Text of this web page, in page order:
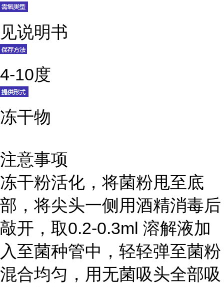
见说明书
4-10度
冻干物
注意事项
冻干粉活化，将菌粉甩至底
部，将尖头一侧用酒精消毒后
敲开，取0.2-0.3ml 溶解液加
入至菌种管中，轻轻弹至菌粉
混合均匀，用无菌吸头全部吸